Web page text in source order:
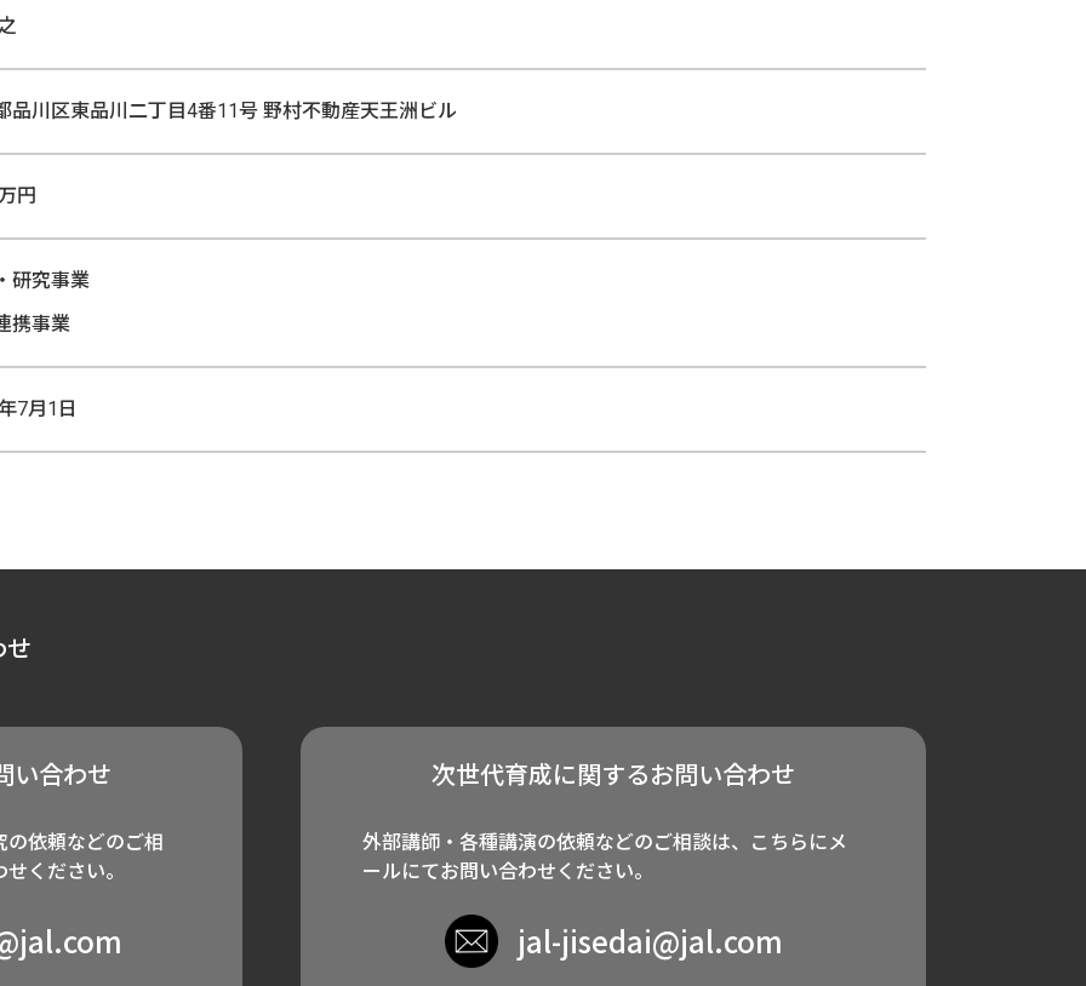
品川区東品川二丁目4番11号 野村不動産天王洲ビル
円
研究事業
携事業
7月1日
せ
い合わせ
依頼などのご相
ください。
次世代育成に関するお問い合わせ
外部講師・各種講演の依頼などのご相談は、こちらにメ
ールにてお問い合わせください。
jal-jisedai@jal.com